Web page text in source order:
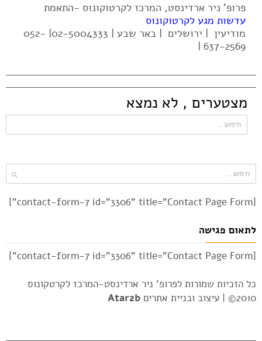
פרופ' ניר ארדינסט, המרכז לקרטוקונוס -התאמת
עדשות מגע לקרטוקונוס
מודיעין | ירושלים | באר שבע | 02-5004333| 052-
637-2569 |
מצטערים , לא נמצא
[contact-form-7 id="3306" title="Contact Page Form"]
לתאום פגישה
[contact-form-7 id="3306" title="Contact Page Form"]
כל הזכיות שמורות לפרופ' ניר ארדינסט-המרכז לקרטקונוס
2010© |
עיצוב ובניית אתרים Atar2b